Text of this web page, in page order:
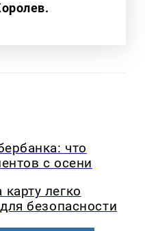
что
с осени
легко
безопасности